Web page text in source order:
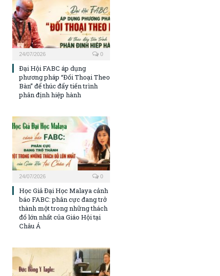
24/07/2026 0
Đại Hội FABC áp dụng
phương pháp “Đối Thoại Theo
Bàn” để thúc đẩy tiến trình
phân định hiệp hành
24/07/2026 0
Học Giả Đại Học Malaya cảnh
báo FABC: phân cực đang trở
thành một trong những thách
đố lớn nhất của Giáo Hội tại
Châu Á